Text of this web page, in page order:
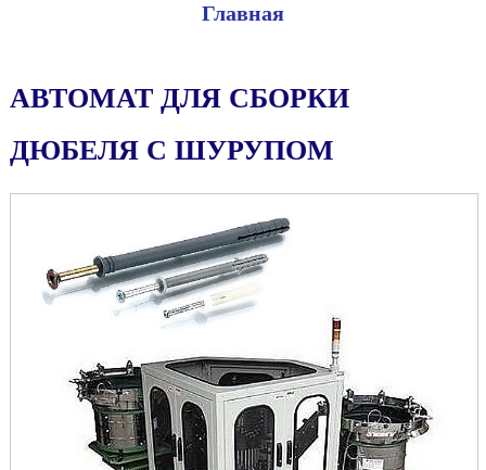
Главная
АВТОМАТ ДЛЯ СБОРКИ
ДЮБЕЛЯ С ШУРУПОМ